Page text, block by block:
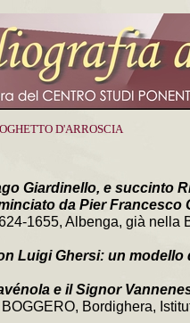
D'ARROSCIA
Giardinello, e succinto
da Pier
1655, Albenga, già nella
Luigi Ghersi: un modello
e il Signor
BOGGERO, Bordighera,